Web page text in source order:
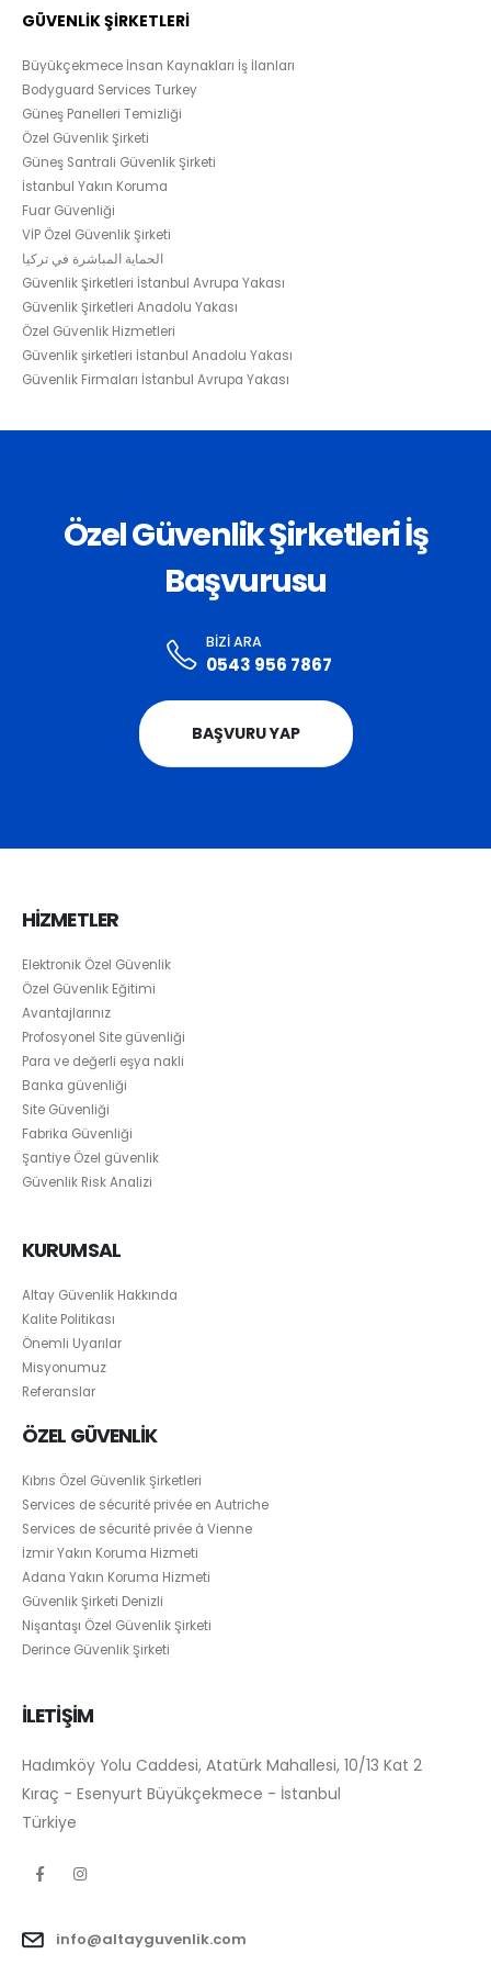
GÜVENLİK ŞİRKETLERİ
Büyükçekmece İnsan Kaynakları İş İlanları
Bodyguard Services Turkey
Güneş Panelleri Temizliği
Özel Güvenlik Şirketi
Güneş Santrali Güvenlik Şirketi
İstanbul Yakın Koruma
Fuar Güvenliği
VİP Özel Güvenlik Şirketi
الحماية المباشرة في تركيا
Güvenlik Şirketleri İstanbul Avrupa Yakası
Güvenlik Şirketleri Anadolu Yakası
Özel Güvenlik Hizmetleri
Güvenlik şirketleri İstanbul Anadolu Yakası
Güvenlik Firmaları İstanbul Avrupa Yakası
Özel Güvenlik Şirketleri İş
Başvurusu
BIZI ARA
0543 956 7867
BAŞVURU YAP
HİZMETLER
Elektronik Özel Güvenlik
Özel Güvenlik Eğitimi
Avantajlarınız
Profosyonel Site güvenliği
Para ve değerli eşya nakli
Banka güvenliği
Site Güvenliği
Fabrika Güvenliği
Şantiye Özel güvenlik
Güvenlik Risk Analizi
KURUMSAL
Altay Güvenlik Hakkında
Kalite Politikası
Önemli Uyarılar
Misyonumuz
Referanslar
ÖZEL GÜVENLİK
Kıbrıs Özel Güvenlik Şirketleri
Services de sécurité privée en Autriche
Services de sécurité privée à Vienne
İzmir Yakın Koruma Hizmeti
Adana Yakın Koruma Hizmeti
Güvenlik Şirketi Denizli
Nişantaşı Özel Güvenlik Şirketi
Derince Güvenlik Şirketi
İLETİŞİM
Hadımköy Yolu Caddesi, Atatürk Mahallesi, 10/13 Kat 2
Kıraç - Esenyurt Büyükçekmece - İstanbul
Türkiye
info@altayguvenlik.com